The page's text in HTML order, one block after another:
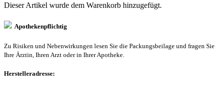
Dieser Artikel wurde dem Warenkorb hinzugefügt.
Apothekenpflichtig
Zu Risiken und Nebenwirkungen lesen Sie die Packungsbeilage und fragen Sie
Ihre Ärztin, Ihren Arzt oder in Ihrer Apotheke.
Herstelleradresse: